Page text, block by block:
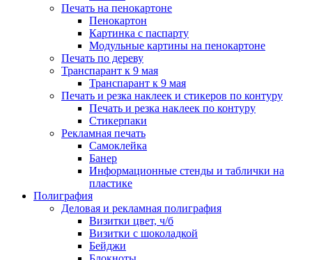
Печать на пенокартоне
Пенокартон
Картинка с паспарту
Модульные картины на пенокартоне
Печать по дереву
Транспарант к 9 мая
Транспарант к 9 мая
Печать и резка наклеек и стикеров по контуру
Печать и резка наклеек по контуру
Стикерпаки
Рекламная печать
Самоклейка
Банер
Информационные стенды и таблички на
пластике
Полиграфия
Деловая и рекламная полиграфия
Визитки цвет, ч/б
Визитки с шоколадкой
Бейджи